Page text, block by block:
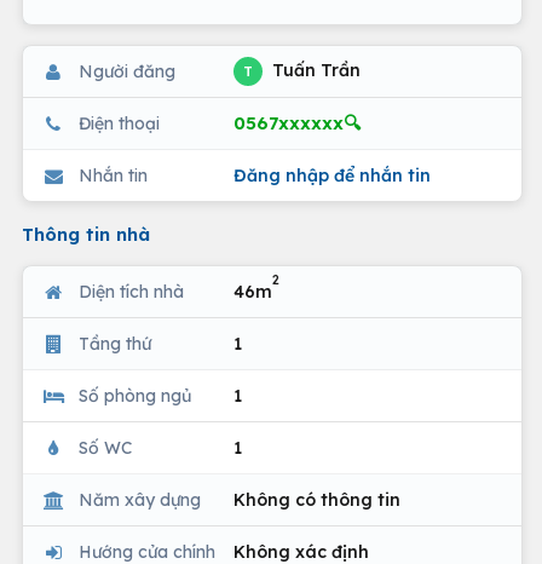
Người đăng T Tuấn Trần
Điện thoại 0567xxxxxx🔍
Nhắn tin Đăng nhập để nhắn tin
Thông tin nhà
Diện tích nhà 46m
2
Tầng thứ 1
Số phòng ngủ 1
Số WC 1
Năm xây dựng Không có thông tin
Hướng cửa chính Không xác định